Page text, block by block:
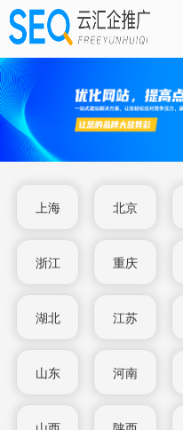
上海 北京
浙江 重庆
湖北 江苏
山东 河南